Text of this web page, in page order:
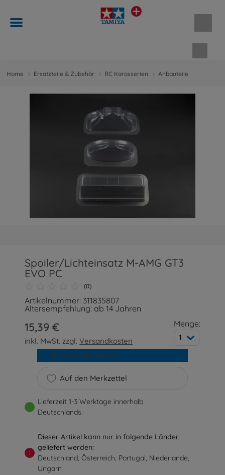
Home Ersatzteile & Zubehör RC Karosserien Anbauteile
Spoiler/Lichteinsatz M-AMG GT3
EVO PC
(0)
Artikelnummer: 311835807
Altersempfehlung: ab 14 Jahren
15,39 €
inkl. MwSt. zzgl.Versandkosten
Menge:
1
Auf den Merkzettel
In den Warenkorb
Lieferzeit 1-3 Werktage innerhalb
Deutschlands.
!
Dieser Artikel kann nur in folgende Länder
geliefert werden:
Deutschland, Österreich, Portugal, Niederlande,
Ungarn